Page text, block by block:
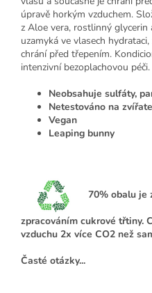
úpravě horkým vzduchem.
z Aloe vera, rostlinný
uzamyká ve vlasech
chrání před třepením.
intenzivní bezoplachovou péči.
Neobsahuje sulfáty,
Netestováno na
Vegan
Leaping bunny
70% obalu je
zpracováním cukrové třtiny.
vzduchu 2x více CO2 než
Časté otázky...